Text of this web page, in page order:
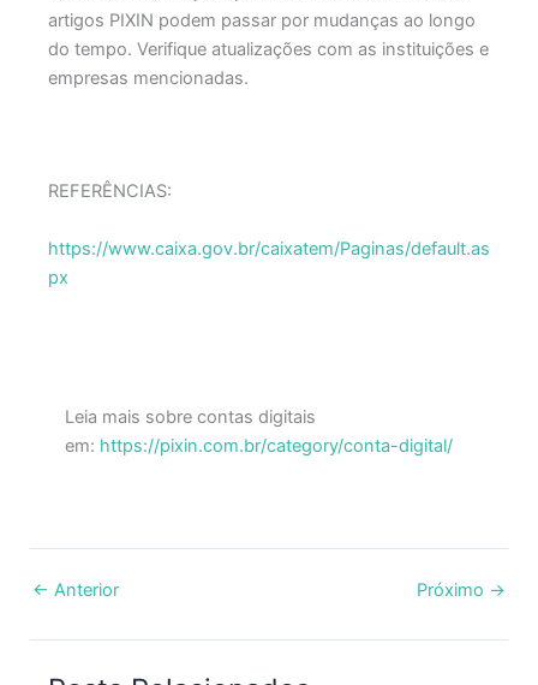
artigos PIXIN podem passar por mudanças ao longo
do tempo. Verifique atualizações com as instituições e
empresas mencionadas.
REFERÊNCIAS:
https://www.caixa.gov.br/caixatem/Paginas/default.as
px
Leia mais sobre contas digitais
em: https://pixin.com.br/category/conta-digital/
← Anterior Próximo →